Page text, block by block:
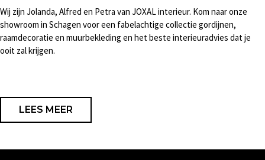
Wij zijn Jolanda, Alfred en Petra van JOXAL interieur. Kom naar onze
showroom in Schagen voor een fabelachtige collectie gordijnen,
raamdecoratie en muurbekleding en het beste interieuradvies dat je
ooit zal krijgen.
LEES MEER